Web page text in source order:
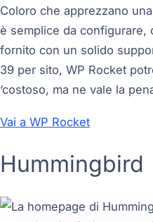
Coloro che apprezzano
è semplice da configurare,
fornito con un solido
39 per sito, WP Rocket
‘costoso, ma ne vale la
Vai a WP Rocket
Hummingbird